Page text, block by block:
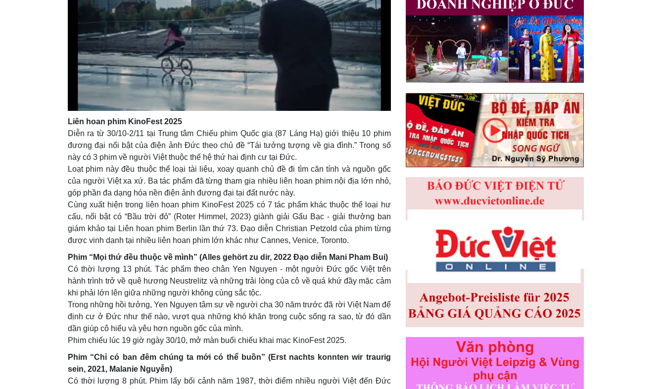
Liên hoan phim KinoFest 2025
Diễn ra từ 30/10-2/11 tại Trung tâm Chiếu phim Quốc gia (87 Láng Hạ) giới thiệu 10 phim
đương đại nổi bật của điện ảnh Đức theo chủ đề “Tái tưởng tượng về gia đình.” Trong số
này có 3 phim về người Việt thuộc thế hệ thứ hai định cư tại Đức.
Loạt phim này đều thuộc thể loại tài liệu, xoay quanh chủ đề đi tìm căn tính và nguồn gốc
của người Việt xa xứ. Ba tác phẩm đã từng tham gia nhiều liên hoan phim nội địa lớn nhỏ,
góp phần đa dạng hóa nền điện ảnh đương đại tại đất nước này.
Cùng xuất hiện trong liên hoan phim KinoFest 2025 có 7 tác phẩm khác thuộc thể loại hư
cấu, nổi bật có “Bầu trời đỏ” (Roter Himmel, 2023) giành giải Gấu Bạc - giải thưởng ban
giám khảo tại Liên hoan phim Berlin lần thứ 73. Đạo diễn Christian Petzold của phim từng
được vinh danh tại nhiều liên hoan phim lớn khác như Cannes, Venice, Toronto.
Phim “Mọi thứ đều thuộc về mình” (Alles gehört zu dir, 2022 Đạo diễn Mani Pham Bui)
Có thời lượng 13 phút. Tác phẩm theo chân Yen Nguyen - một người Đức gốc Việt trên
hành trình trở về quê hương Neustrelitz và những trải lòng của cô về quá khứ đầy mặc cảm
khi phải lớn lên giữa những người không cùng sắc tộc.
Trong những hồi tưởng, Yen Nguyen tâm sự về người cha 30 năm trước đã rời Việt Nam để
định cư ở Đức như thế nào, vượt qua những khó khăn trong cuộc sống ra sao, từ đó dần
dần giúp cô hiểu và yêu hơn nguồn gốc của mình.
Phim chiếu lúc 19 giờ ngày 30/10, mở màn buổi chiếu khai mạc KinoFest 2025.
Phim “Chỉ có ban đêm chúng ta mới có thể buồn” (Erst nachts konnten wir traurig
sein, 2021, Malanie Nguyễn)
Có thời lượng 8 phút. Phim lấy bối cảnh năm 1987, thời điểm nhiều người Việt đến Đức